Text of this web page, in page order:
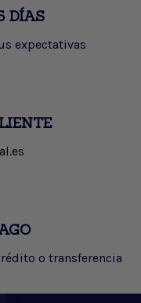
DÍAS
expectativas
o transferencia